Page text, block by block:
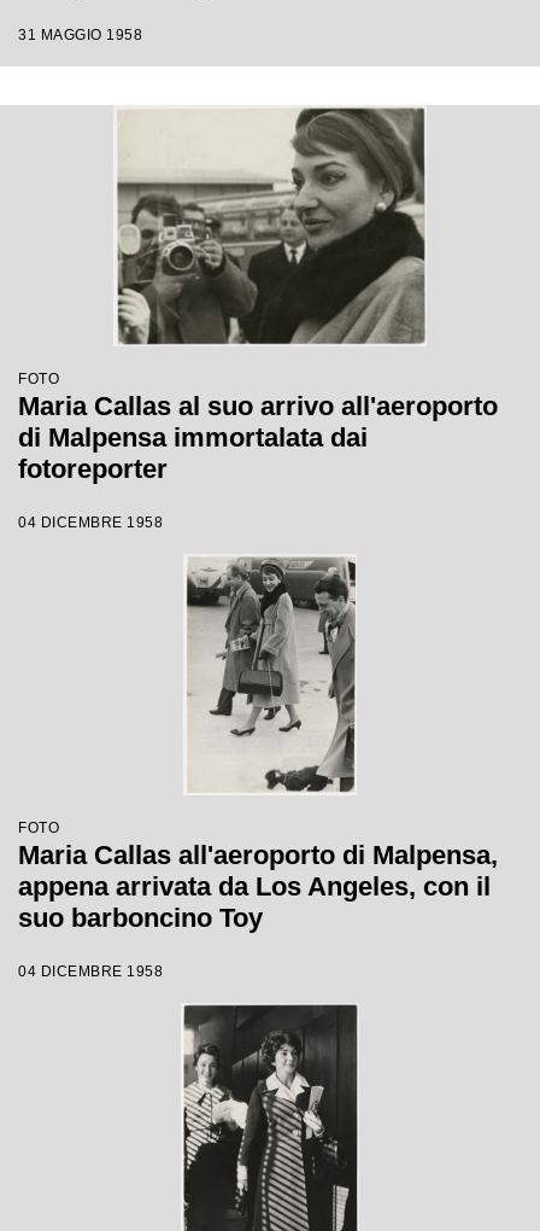
31 MAGGIO 1958
FOTO
Maria Callas al suo arrivo all'aeroporto
di Malpensa immortalata dai
fotoreporter
04 DICEMBRE 1958
FOTO
Maria Callas all'aeroporto di Malpensa,
appena arrivata da Los Angeles, con il
suo barboncino Toy
04 DICEMBRE 1958